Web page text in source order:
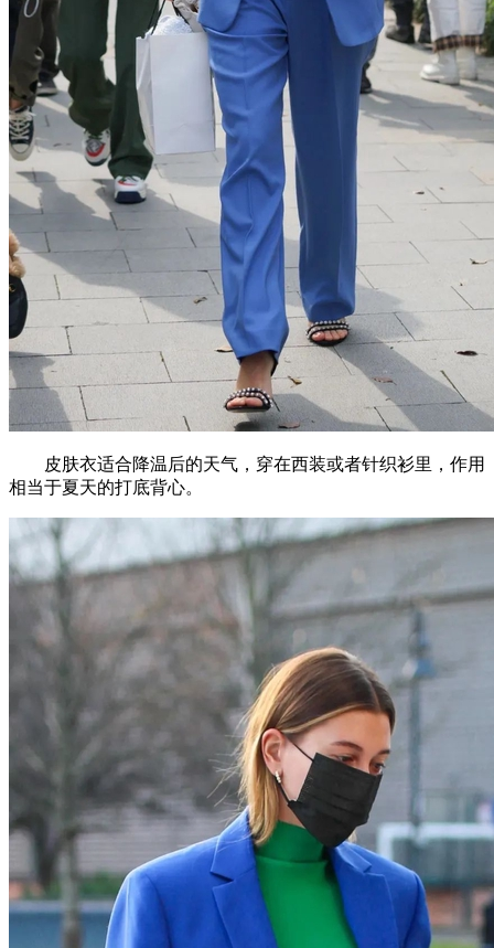
皮肤衣适合降温后的天气，穿在西装或者针织衫里，作用
相当于夏天的打底背心。